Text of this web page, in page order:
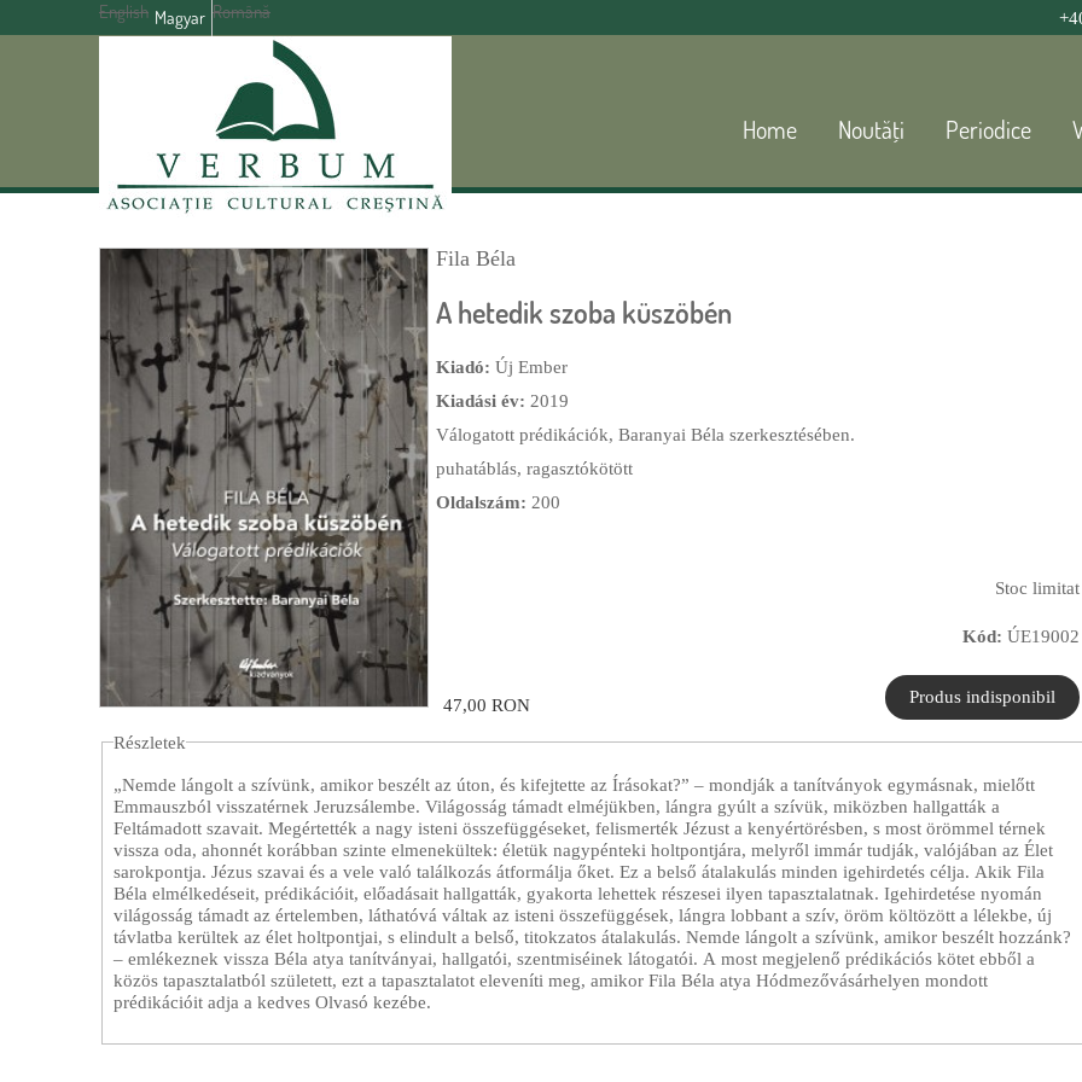
English Magyar Română
Home Noutăţi Periodice
Fila Béla
A hetedik szoba küszöbén
Kiadó: Új Ember
Kiadási év: 2019
Válogatott prédikációk, Baranyai Béla szerkesztésében.
puhatáblás, ragasztókötött
Oldalszám: 200
47,00 RON
Stoc limitat
Kód: ÚE19002
Részletek
„Nemde lángolt a szívünk, amikor beszélt az úton, és kifejtette az Írásokat?” – mondják a tanítványok egymásnak, mielőtt
Emmauszból visszatérnek Jeruzsálembe. Világosság támadt elméjükben, lángra gyúlt a szívük, miközben hallgatták a
Feltámadott szavait. Megértették a nagy isteni összefüggéseket, felismerték Jézust a kenyértörésben, s most örömmel térnek
vissza oda, ahonnét korábban szinte elmenekültek: életük nagypénteki holtpontjára, melyről immár tudják, valójában az Élet
sarokpontja. Jézus szavai és a vele való találkozás átformálja őket. Ez a belső átalakulás minden igehirdetés célja. Akik Fila
Béla elmélkedéseit, prédikációit, előadásait hallgatták, gyakorta lehettek részesei ilyen tapasztalatnak. Igehirdetése nyomán
világosság támadt az értelemben, láthatóvá váltak az isteni összefüggések, lángra lobbant a szív, öröm költözött a lélekbe, új
távlatba kerültek az élet holtpontjai, s elindult a belső, titokzatos átalakulás. Nemde lángolt a szívünk, amikor beszélt hozzánk?
– emlékeznek vissza Béla atya tanítványai, hallgatói, szentmiséinek látogatói. A most megjelenő prédikációs kötet ebből a
közös tapasztalatból született, ezt a tapasztalatot eleveníti meg, amikor Fila Béla atya Hódmezővásárhelyen mondott
prédikációit adja a kedves Olvasó kezébe.